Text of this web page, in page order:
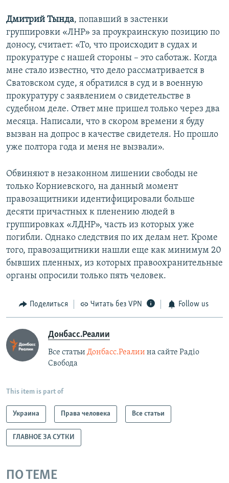
Дмитрий Тында, попавший в застенки
группировки «ЛНР» за проукраинскую позицию по
доносу, считает: «То, что происходит в судах и
прокуратуре с нашей стороны – это саботаж. Когда
мне стало известно, что дело рассматривается в
Сватовском суде, я обратился в суд и в военную
прокуратуру с заявлением о свидетельстве в
судебном деле. Ответ мне пришел только через два
месяца. Написали, что в скором времени я буду
вызван на допрос в качестве свидетеля. Но прошло
уже полтора года и меня не вызвали».
Обвиняют в незаконном лишении свободы не
только Корниевского, на данный момент
правозащитники идентифицировали больше
десяти причастных к пленению людей в
группировках «ЛДНР», часть из которых уже
погибли. Однако следствия по их делам нет. Кроме
того, правозащитники нашли еще как минимум 20
бывших пленных, из которых правоохранительные
органы опросили только пять человек.
Поделиться Читать без VPN Follow us
Донбасс.Реалии
Все статьи Донбасс.Реалии на сайте Радіо
Свобода
This item is part of
Украина Права человека Все статьи
ГЛАВНОЕ ЗА СУТКИ
ПО ТЕМЕ